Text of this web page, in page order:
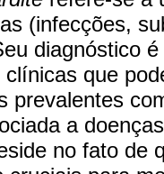
(infecções,
diagnóstico
que
prevalentes
a
no fato de